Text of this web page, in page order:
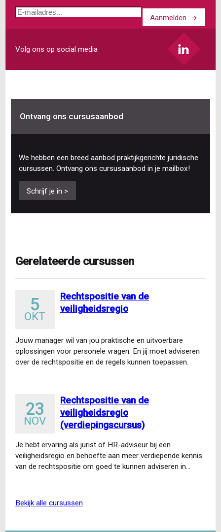
E-
Aanmelden
Volg ons op social media
Ontvang ons cursusaanbod
We hebben een breed aanbod praktijkgerichte juridische
cursussen. Ontvang ons cursusaanbod in je mailbox!
Schrijf je in >
Gerelateerde cursussen
5
OKT
Rechtspositie van de
veiligheidsregio
Jouw manager wil van jou praktische en uitvoerbare
oplossingen voor personele vragen. En jij moet adviseren
over de rechtspositie en de regels kunnen toepassen.
23
NOV
Rechtspositie van de
veiligheidsregio
(verdiepingscursus)
Je hebt ervaring als jurist of HR-adviseur bij een
veiligheidsregio en behoefte aan meer verdiepende kennis
van de rechtspositie om goed te kunnen adviseren in…
bekijk alle cursussen